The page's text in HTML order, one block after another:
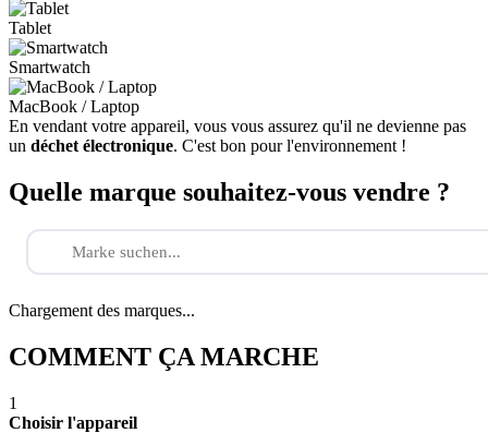
Tablet
Smartwatch
MacBook / Laptop
En vendant votre appareil, vous vous assurez qu'il ne devienne pas
un déchet électronique. C'est bon pour l'environnement !
Quelle marque souhaitez-vous vendre ?
Chargement des marques...
COMMENT ÇA MARCHE
1
Choisir l'appareil